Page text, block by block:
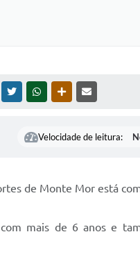
TWITTERWHATSAPPOUTRAS MÍDIAS
Velocidade de leitura:
de Monte Mor está
mais de 6 anos e